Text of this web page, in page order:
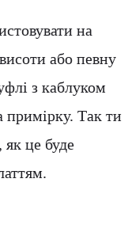
на
або певну
з каблуком
примірку. Так ти
як це буде